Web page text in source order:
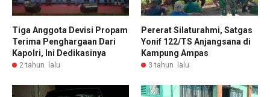
Tiga Anggota Devisi Propam
Terima Penghargaan Dari
Kapolri, Ini Dedikasinya
2 tahun lalu
Pererat Silaturahmi, Satgas
Yonif 122/TS Anjangsana di
Kampung Ampas
3 tahun lalu